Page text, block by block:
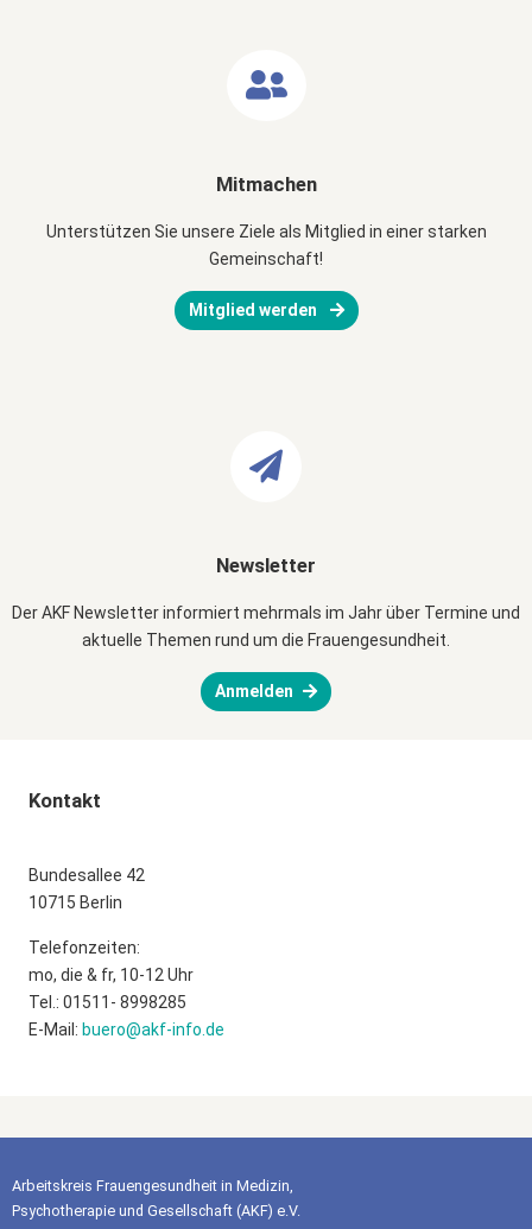
Mitmachen
Unterstützen Sie unsere Ziele als Mitglied in einer starken
Gemeinschaft!
Mitglied werden
Newsletter
Der AKF Newsletter informiert mehrmals im Jahr über Termine und
aktuelle Themen rund um die Frauengesundheit.
Anmelden
Kontakt
Bundesallee 42
10715 Berlin
Telefonzeiten:
mo, die & fr, 10-12 Uhr
Tel.: 01511- 8998285
E-Mail: buero@akf-info.de
Arbeitskreis Frauengesundheit in Medizin,
Psychotherapie und Gesellschaft (AKF) e.V.